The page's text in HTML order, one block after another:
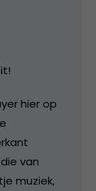
hier op
van
muziek,